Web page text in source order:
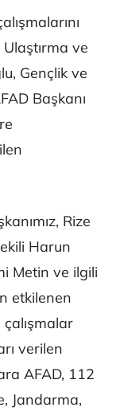
ve
Gençlik ve
Başkanı
Rize
Harun
Metin ve ilgili
etkilenen
verilen
AFAD, 112
Jandarma,